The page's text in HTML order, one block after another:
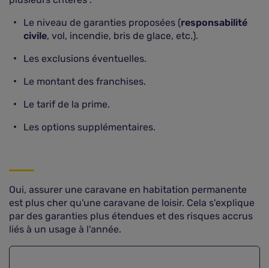
Le niveau de garanties proposées (responsabilité
civile, vol, incendie, bris de glace, etc.).
Les exclusions éventuelles.
Le montant des franchises.
Le tarif de la prime.
Les options supplémentaires.
Oui, assurer une caravane en habitation permanente
est plus cher qu'une caravane de loisir. Cela s'explique
par des garanties plus étendues et des risques accrus
liés à un usage à l'année.